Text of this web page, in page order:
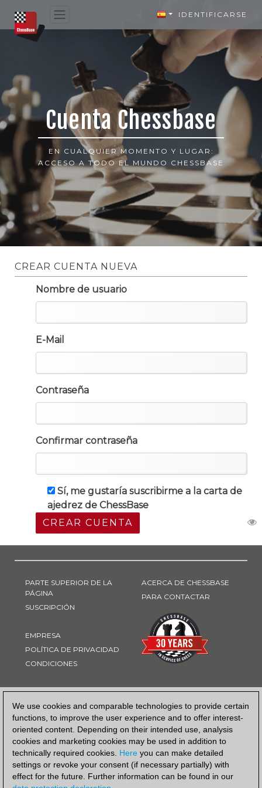
We use cookies and comparable technologies to provide certain
functions, to improve the user experience and to offer interest-
oriented content. Depending on their intended use, analysis
cookies and marketing cookies may be used in addition to
technically required cookies. Here you can make detailed
settings or revoke your consent (if necessary partially) with
effect for the future. Further information can be found in our
IDENTIFICARSE
Cuenta Chessbase
EN CUALQUIER MOMENTO Y LUGAR:
ACCESO A TODO EL MUNDO CHESSBASE
CREAR CUENTA NUEVA
Nombre de usuario
E-Mail
Contraseña
Confirmar contraseña
Sí, me gustaría suscribirme a la carta de
ajedrez de ChessBase
CREAR CUENTA
PARTE SUPERIOR DE LA
PÁGINA
SUSCRIPCIÓN
EMPRESA
POLÍTICA DE PRIVACIDAD
CONDICIONES
ACERCA DE CHESSBASE
PARA CONTACTAR
FORMA DE PAGO